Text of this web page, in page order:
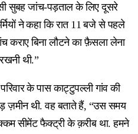
सुबह जांच-पड़ताल के लिए दूसरे
ने कहा कि रात 11 बजे से पहले
कराए बिना लौटने का फ़ैसला लेना
थी.”
के पास काट्टुपल्ली गांव की
ज़मीन थी. वह बताते हैं, “उस समय
सीमेंट फैक्ट्री के क़रीब था. हमने